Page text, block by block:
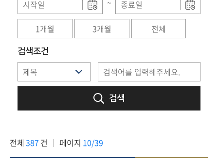
개
~
1개월 3개월 전체
검색조건
검색
전체 387 건 페이지 10/39